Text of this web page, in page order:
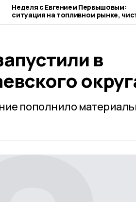
Неделя с Евгением Первышовым:
ситуация на топливном рынке,
городе и приоритеты образования
в
пополнило